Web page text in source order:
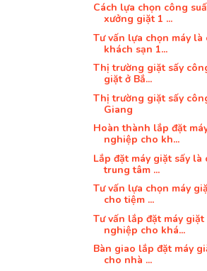
Cách lựa chọn công
xưởng giặt 1 ...
Tư vấn lựa chọn máy
khách sạn 1...
Thị trường giặt sấy
giặt ở Bắ...
Thị trường giặt sấy
Giang
Hoàn thành lắp đặt
nghiệp cho kh...
Lắp đặt máy giặt sấy
trung tâm ...
Tư vấn lựa chọn máy
cho tiệm ...
Tư vấn lắp đặt máy
nghiệp cho khá...
Bàn giao lắp đặt máy
cho nhà ...